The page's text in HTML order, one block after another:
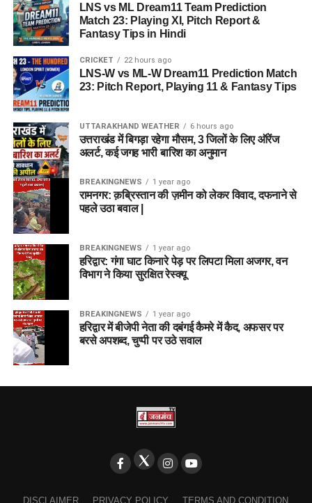
LNS vs ML Dream11 Team Prediction
Match 23: Playing XI, Pitch Report &
Fantasy Tips in Hindi
CRICKET 22 hours ago
LNS-W vs ML-W Dream11 Prediction Match
23: Pitch Report, Playing 11 & Fantasy Tips
UTTARAKHAND WEATHER 6 hours ago
उत्तराखंड में बिगड़ा रहेगा मौसम, 3 जिलों के लिए ऑरेंज
अलर्ट, कई जगह भारी बारिश का अनुमान
BREAKINGNEWS 1 year ago
रामनगर: क़ब्रिस्तान की ज़मीन को लेकर विवाद, दफनाने से
पहले उठा बवाल |
BREAKINGNEWS 1 year ago
हरिद्वार: गंगा घाट किनारे पेड़ पर लिपटा मिला अजगर, वन
विभाग ने किया सुरक्षित रेस्क्यू
BREAKINGNEWS 1 year ago
हरिद्वार में बीजेपी नेता की दबंगई कैमरे में कैद, अफसर पर
बरसे अपशब्द, चुप्पी पर उठे सवाल
DISCLAIMER PRIVACY POLICY TERMS AND CONDITION